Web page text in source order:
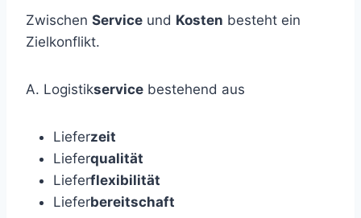
Zwischen Service und Kosten besteht ein
Zielkonflikt.
A. Logistikservice bestehend aus
Lieferzeit
Lieferqualität
Lieferflexibilität
Lieferbereitschaft